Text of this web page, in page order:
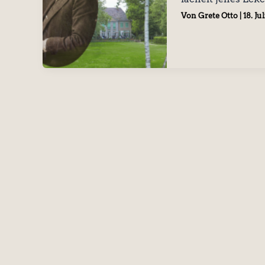
Von Grete Otto 18.